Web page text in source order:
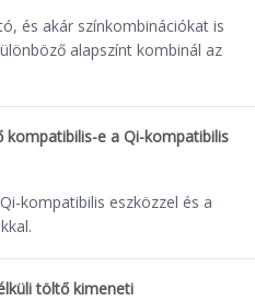
és akár színkombinációkat is
alapszínt kombinál az
e a Qi-kompatibilis
kompatibilis eszközzel és a
töltő kimeneti